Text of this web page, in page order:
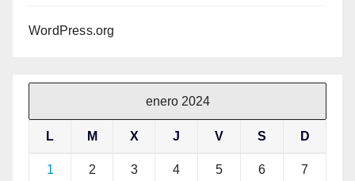
WordPress.org
enero 2024
L M X J V S D
1 2 3 4 5 6 7